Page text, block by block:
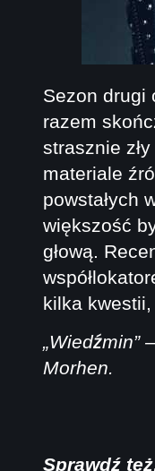
Sezon drugi
razem
strasznie
materiale
powstałych
większość
głową.
kilka
„Wiedźmin”
Morhen.
Sprawdź